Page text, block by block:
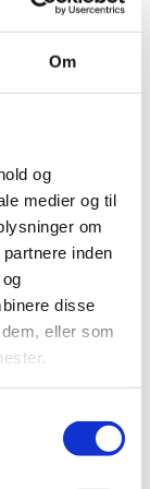
Om
og
medier og til
om
inden
disse
eller som
for
at det kræver
Derfor har
ved jeg,
systemet
kan være for
og
I, der er
COSME,
indsats.